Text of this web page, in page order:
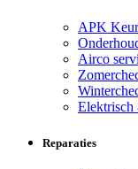
APK
Airco
Reparaties